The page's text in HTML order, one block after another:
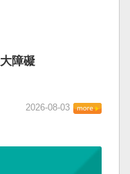
障礙
2026-08-03